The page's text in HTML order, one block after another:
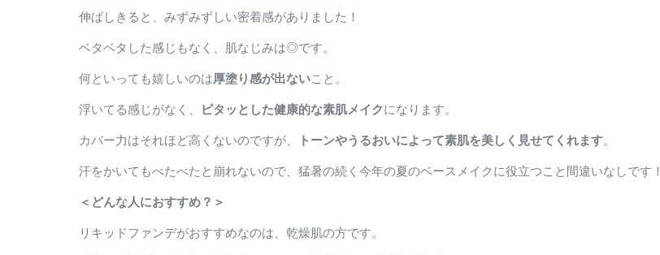
伸ばしきると、みずみずしい密着感がありました！
ベタベタした感じもなく、肌なじみは◎です。
何といっても嬉しいのは厚塗り感が出ないこと。
浮いてる感じがなく、 ピタッとした健康的な素肌メイクになります。
カバー力はそれほど高くないのですが、 トーンやうるおいによって素肌を美しく見せてくれます。
汗をかいてもべたべたと崩れないので、猛暑の続く今年の夏のベースメイクに役立つこと間違いなしです！
＜どんな人におすすめ？＞
リキッドファンデがおすすめなのは、乾燥肌の方です。